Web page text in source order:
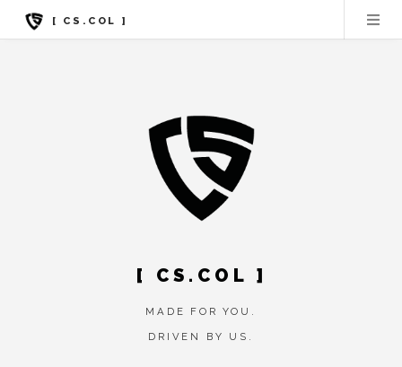
[ CS.COL ]
[ CS.COL ]
MADE FOR YOU.
DRIVEN BY US.